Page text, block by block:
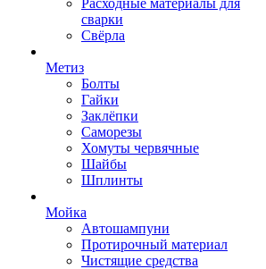
Расходные материалы для
сварки
Свёрла
Метиз
Болты
Гайки
Заклёпки
Саморезы
Хомуты червячные
Шайбы
Шплинты
Мойка
Автошампуни
Протирочный материал
Чистящие средства